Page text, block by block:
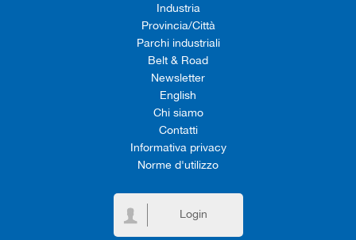
Industria
Provincia/Città
Parchi industriali
Belt & Road
Newsletter
English
Chi siamo
Contatti
Informativa privacy
Norme d'utilizzo
Login